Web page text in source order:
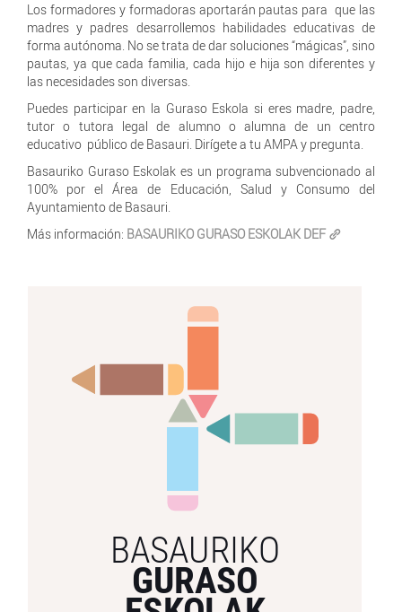
Los formadores y formadoras aportarán pautas para que las
madres y padres desarrollemos habilidades educativas de
forma autónoma. No se trata de dar soluciones “mágicas”, sino
pautas, ya que cada familia, cada hijo e hija son diferentes y
las necesidades son diversas.
Puedes participar en la Guraso Eskola si eres madre, padre,
tutor o tutora legal de alumno o alumna de un centro
educativo público de Basauri. Dirígete a tu AMPA y pregunta.
Basauriko Guraso Eskolak es un programa subvencionado al
100% por el Área de Educación, Salud y Consumo del
Ayuntamiento de Basauri.
Más información: BASAURIKO GURASO ESKOLAK DEF